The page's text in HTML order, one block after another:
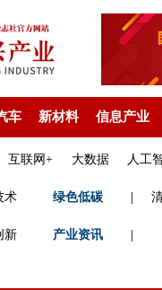
车 新材料 信息产业
互联网+ 大数据 人工
术 绿色低碳
新 产业资讯